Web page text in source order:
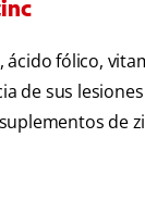
ácido fólico,
de sus
de